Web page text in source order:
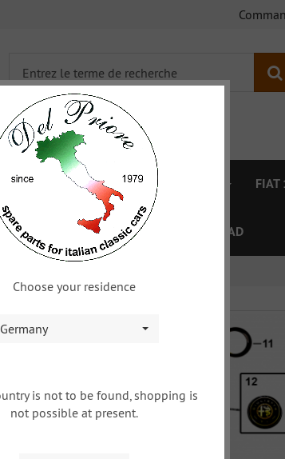
ALFA 105/115 FIAT TOPOLINO
COUPON XY DOWNLOAD
Choose your residence
Germany
is not to be found, shopping is
not possible at present.